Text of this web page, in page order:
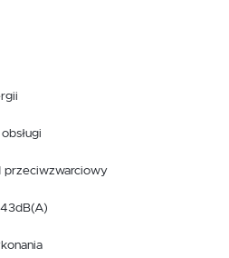
przeciwzwarciowy